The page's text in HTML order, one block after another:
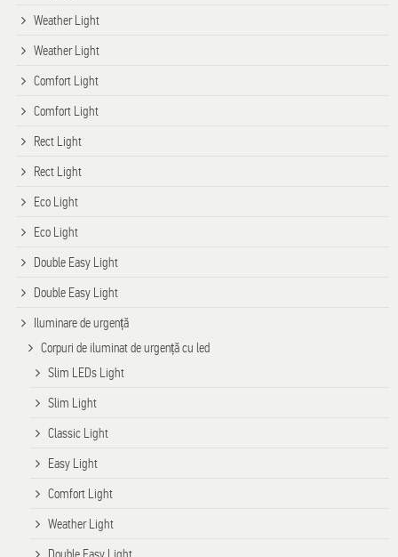
Weather Light
Weather Light
Comfort Light
Comfort Light
Rect Light
Rect Light
Eco Light
Eco Light
Double Easy Light
Double Easy Light
Iluminare de urgență
Corpuri de iluminat de urgență cu led
Slim LEDs Light
Slim Light
Classic Light
Easy Light
Comfort Light
Weather Light